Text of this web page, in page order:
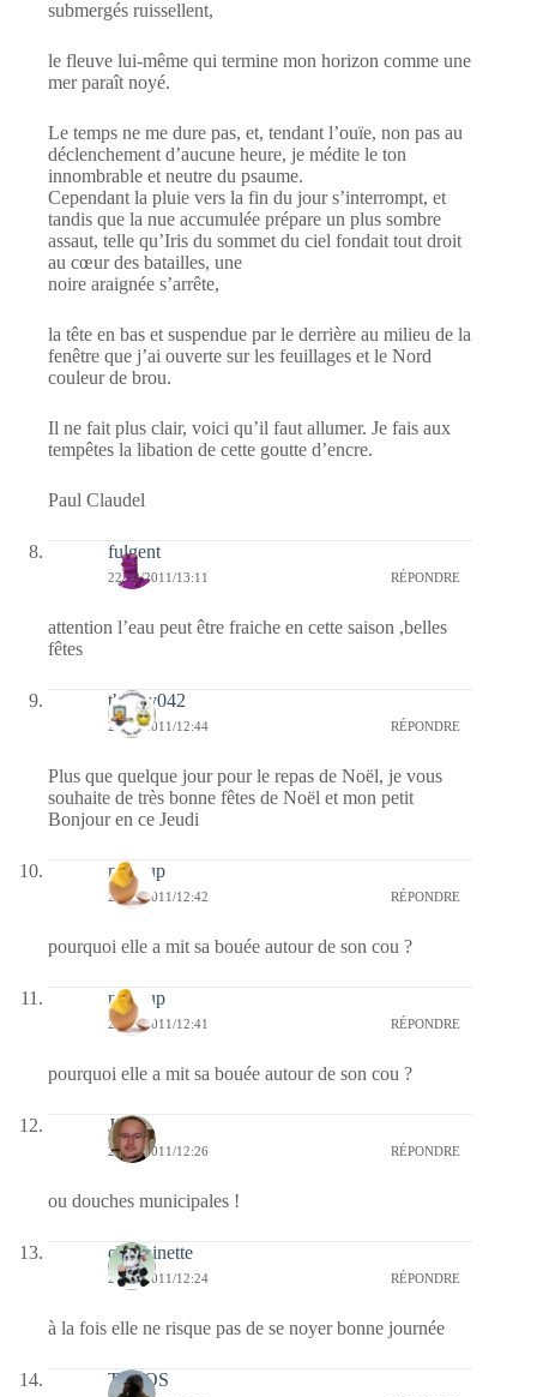
submergés ruissellent,
le fleuve lui-même qui termine mon horizon comme une
mer paraît noyé.
Le temps ne me dure pas, et, tendant l’ouïe, non pas au
déclenchement d’aucune heure, je médite le ton
innombrable et neutre du psaume.
Cependant la pluie vers la fin du jour s’interrompt, et
tandis que la nue accumulée prépare un plus sombre
assaut, telle qu’Iris du sommet du ciel fondait tout droit
au cœur des batailles, une
noire araignée s’arrête,
la tête en bas et suspendue par le derrière au milieu de la
fenêtre que j’ai ouverte sur les feuillages et le Nord
couleur de brou.
Il ne fait plus clair, voici qu’il faut allumer. Je fais aux
tempêtes la libation de cette goutte d’encre.
Paul Claudel
fulgent
22/12/2011/13:11 RÉPONDRE
attention l’eau peut être fraiche en cette saison ,belles
fêtes
thierry042
22/12/2011/12:44 RÉPONDRE
Plus que quelque jour pour le repas de Noël, je vous
souhaite de très bonne fêtes de Noël et mon petit
Bonjour en ce Jeudi
nissoup
22/12/2011/12:42 RÉPONDRE
pourquoi elle a mit sa bouée autour de son cou ?
nissoup
22/12/2011/12:41 RÉPONDRE
pourquoi elle a mit sa bouée autour de son cou ?
Jj
22/12/2011/12:26 RÉPONDRE
ou douches municipales !
chachinette
22/12/2011/12:24 RÉPONDRE
à la fois elle ne risque pas de se noyer bonne journée
TELOS